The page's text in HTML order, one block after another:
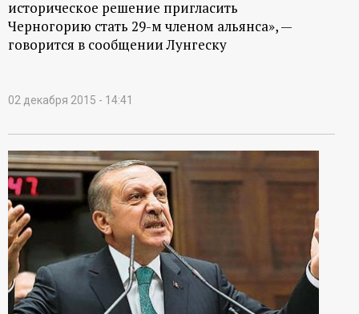
историческое решение пригласить
Черногорию стать 29-м членом альянса», —
говорится в сообщении Лунгеску
02 декабря 2015 - 14:41